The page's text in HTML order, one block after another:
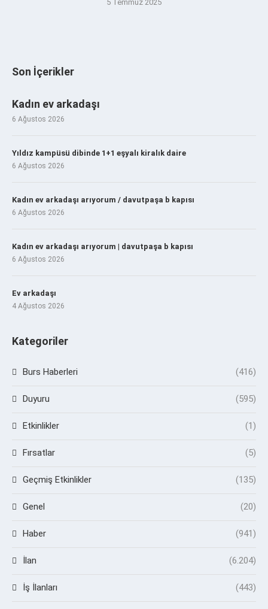
5 Temmuz 2025
Son İçerikler
Kadın ev arkadaşı
6 Ağustos 2026
Yıldız kampüsü dibinde 1+1 eşyalı kiralık daire
6 Ağustos 2026
Kadın ev arkadaşı arıyorum / davutpaşa b kapısı
6 Ağustos 2026
Kadın ev arkadaşı arıyorum | davutpaşa b kapısı
6 Ağustos 2026
Ev arkadaşı
4 Ağustos 2026
Kategoriler
Burs Haberleri (416)
Duyuru (595)
Etkinlikler (1)
Fırsatlar (5)
Geçmiş Etkinlikler (135)
Genel (20)
Haber (941)
İlan (6.204)
İş İlanları (443)